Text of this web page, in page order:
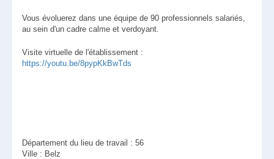
Vous évoluerez dans une équipe de 90 professionnels salariés,
au sein d'un cadre calme et verdoyant.
Visite virtuelle de l'établissement :
https://youtu.be/8pypKkBwTds
Département du lieu de travail : 56
Ville : Belz